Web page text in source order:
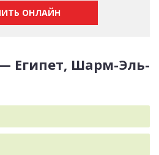
Египет, Шарм-Эль-
ОНЛАЙН